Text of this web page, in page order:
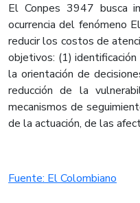
El Conpes 3947 busca
ocurrencia del fenómeno
reducir los costos de
objetivos: (1)
la orientación de
reducción de la
mecanismos de
de la actuación, de las
Fuente: El Colombiano